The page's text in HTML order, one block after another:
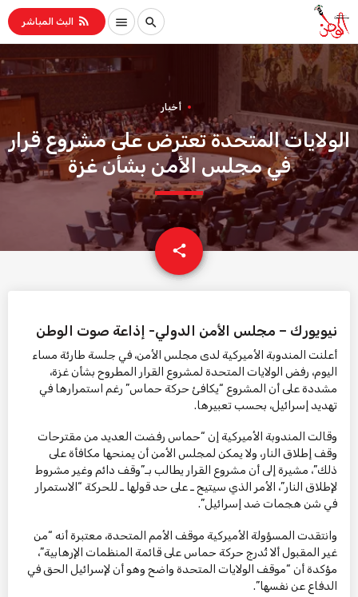
search
menu
rss_feed البث المباشر
أخبار
الولايات المتحدة تعترض على مشروع قرار
في مجلس الأمن بشأن غزة
share
email
نيويورك – مجلس الأمن الدولي- إذاعة صوت الوطن
أعلنت المندوبة الأميركية لدى مجلس الأمن، في جلسة طارئة مساء
اليوم، رفض الولايات المتحدة لمشروع القرار المطروح بشأن غزة،
مشددة على أن المشروع “يكافئ حركة حماس” رغم استمرارها في
تهديد إسرائيل، بحسب تعبيرها.
وقالت المندوبة الأميركية إن “حماس رفضت العديد من مقترحات
وقف إطلاق النار، ولا يمكن لمجلس الأمن أن يمنحها مكافأة على
ذلك”، مشيرة إلى أن مشروع القرار يطالب بـ”وقف دائم وغير مشروط
لإطلاق النار”، الأمر الذي سيتيح ـ على حد قولها ـ للحركة “الاستمرار
في شن هجمات ضد إسرائيل”.
وانتقدت المسؤولة الأميركية موقف الأمم المتحدة، معتبرة أنه “من
غير المقبول ألا تُدرج حركة حماس على قائمة المنظمات الإرهابية”،
مؤكدة أن “موقف الولايات المتحدة واضح وهو أن لإسرائيل الحق في
الدفاع عن نفسها”.